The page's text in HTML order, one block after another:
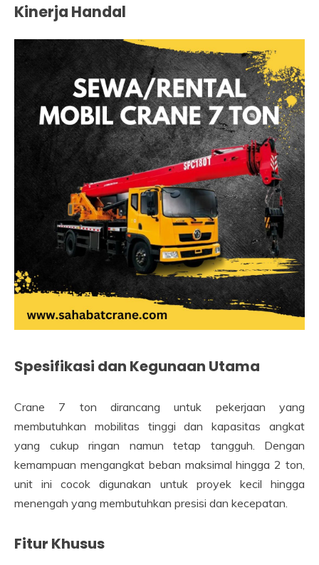
Kinerja Handal
Spesifikasi dan Kegunaan Utama
Crane 7 ton dirancang untuk pekerjaan yang
membutuhkan mobilitas tinggi dan kapasitas angkat
yang cukup ringan namun tetap tangguh. Dengan
kemampuan mengangkat beban maksimal hingga 2 ton,
unit ini cocok digunakan untuk proyek kecil hingga
menengah yang membutuhkan presisi dan kecepatan.
Fitur Khusus